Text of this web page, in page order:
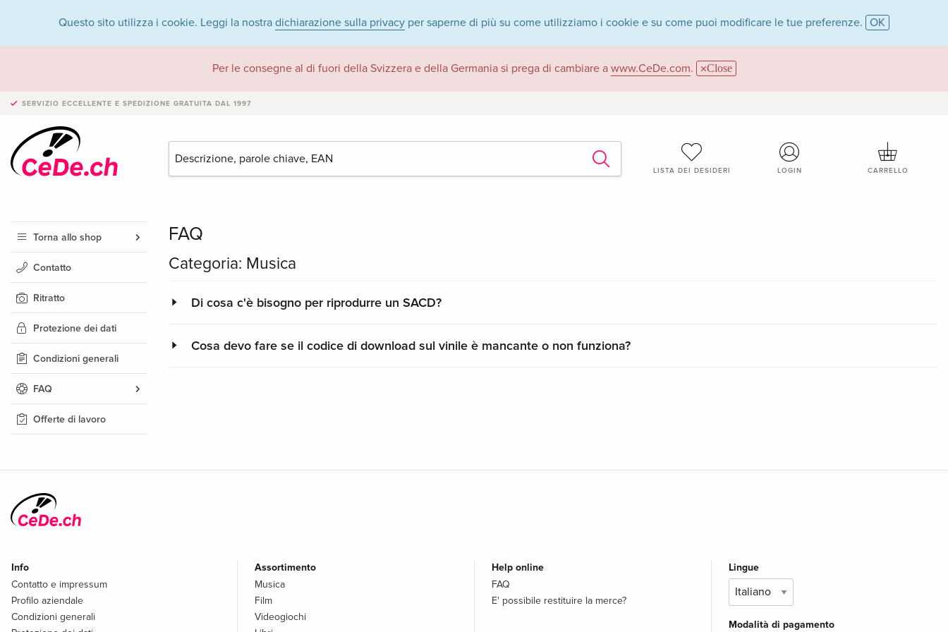
Questo sito utilizza i cookie. Leggi la nostra dichiarazione sulla privacy per saperne di più su come utilizziamo i cookie e su come puoi modificare le tue preferenze. OK
Per le consegne al di fuori della Svizzera e della Germania si prega di cambiare a www.CeDe.com. Close
SERVIZIO ECCELLENTE E SPEDIZIONE GRATUITA DAL 1997
LISTA DEI DESIDERI LOGIN CARRELLO
Torna allo shop
Contatto
Ritratto
Protezione dei dati
Condizioni generali
FAQ
Offerte di lavoro
FAQ
Categoria: Musica
Di cosa c'è bisogno per riprodurre un SACD?
Cosa devo fare se il codice di download sul vinile è mancante o non funziona?
Info
Contatto e impressum
Profilo aziendale
Condizioni generali
Assortimento
Musica
Film
Videogiochi
Help online
FAQ
E' possibile restituire la merce?
Lingue
Modalità di pagamento